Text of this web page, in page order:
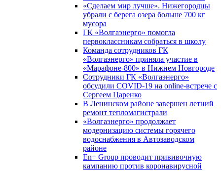
«Сделаем мир лучше». Нижегородцы
убрали с берега озера больше 700 кг
мусора
ГК «Волгаэнерго» помогла
первоклассникам собраться в школу
Команда сотрудников ГК
«Волгаэнерго» приняла участие в
«Марафоне-800» в Нижнем Новгороде
Сотрудники ГК «Волгаэнерго»
обсудили COVID-19 на online-встрече с
Сергеем Царенко
В Ленинском районе завершен летний
ремонт тепломагистрали
«Волгаэнерго» продолжает
модернизацию системы горячего
водоснабжения в Автозаводском
районе
En+ Group проводит прививочную
кампанию против коронавирусной